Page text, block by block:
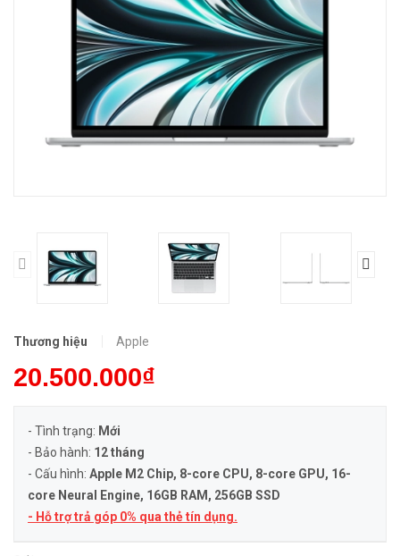
Thương hiệu Apple
20.500.000₫
- Tình trạng: Mới
- Bảo hành: 12 tháng
- Cấu hình: Apple M2 Chip, 8-core CPU, 8-core GPU, 16-
core Neural Engine, 16GB RAM, 256GB SSD
- Hỗ trợ trả góp 0% qua thẻ tín dụng.